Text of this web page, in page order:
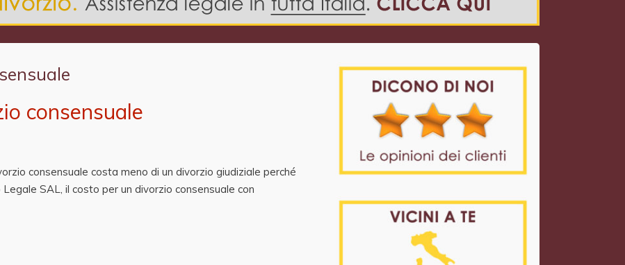
consensuale
consensuale costa meno di un divorzio giudiziale perché
SAL, il costo per un divorzio consensuale con